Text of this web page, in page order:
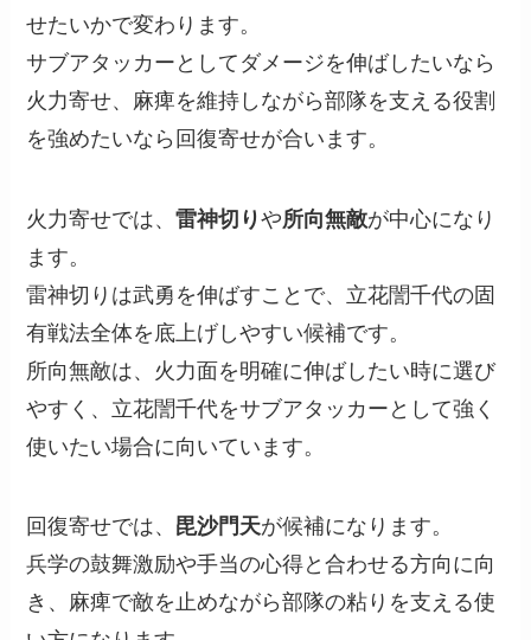
せたいかで変わります。
サブアタッカーとしてダメージを伸ばしたいなら
火力寄せ、麻痺を維持しながら部隊を支える役割
を強めたいなら回復寄せが合います。
火力寄せでは、雷神切りや所向無敵が中心になり
ます。
雷神切りは武勇を伸ばすことで、立花誾千代の固
有戦法全体を底上げしやすい候補です。
所向無敵は、火力面を明確に伸ばしたい時に選び
やすく、立花誾千代をサブアタッカーとして強く
使いたい場合に向いています。
回復寄せでは、 毘沙門天が候補になります。
兵学の鼓舞激励や手当の心得と合わせる方向に向
き、麻痺で敵を止めながら部隊の粘りを支える使